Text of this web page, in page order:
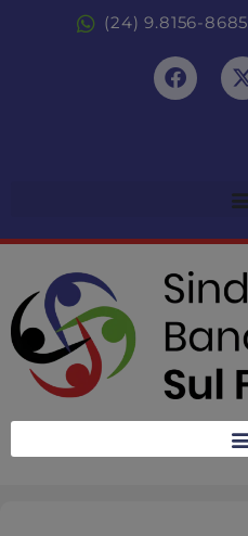
(24) 9.8156-8685